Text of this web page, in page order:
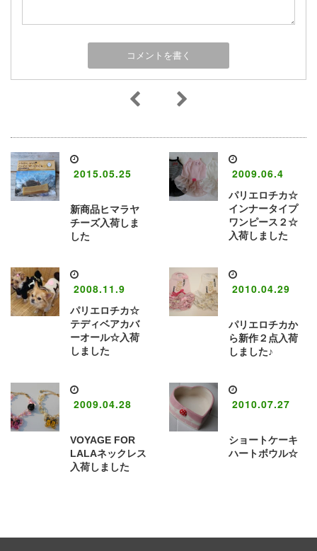
2015.05.25
新商品ヒマラヤ
チーズ入荷しま
した
2009.06.4
パリエロチカ☆
インナータイプ
ワンピース２☆
入荷しました
2008.11.9
パリエロチカ☆
テディベアカバ
ーオール☆入荷
しました
2010.04.29
パリエロチカか
ら新作２点入荷
しました♪
2009.04.28
VOYAGE FOR
LALAネックレス
入荷しました
2010.07.27
ショートケーキ
ハートボウル☆